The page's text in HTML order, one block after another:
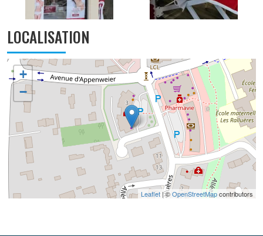
LOCALISATION
+
−
Leaflet | ©OpenStreetMapcontributors